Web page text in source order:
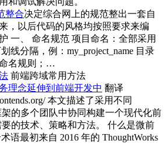
整合决定综合网上的规范整出一套自
，以后代码的风格均按照要求来编
一、 命名规范 项目命名：全部采用
线分隔，例：my_project_name 目录
名规则；…
前端跨域常用方法
理念延伸到前端开发中 翻译
本文描述了采用不同
架的多个团队中协同构建一个现代化前
要的技术、策略和方法。 什么是微前
语最初来自 2016 年的 ThoughtWorks